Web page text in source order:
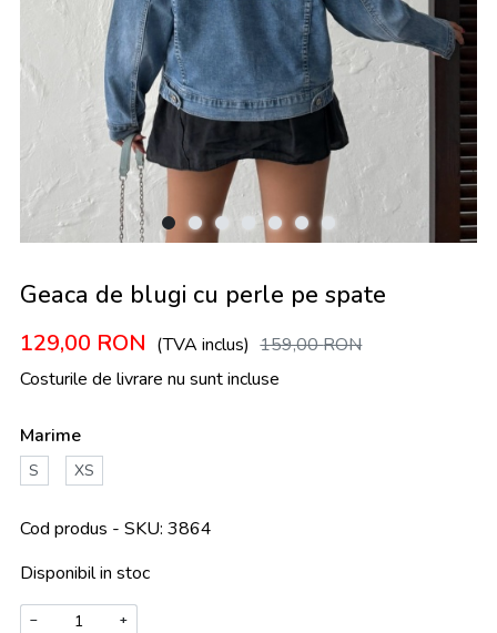
Geaca de blugi cu perle pe spate
129,00 RON (TVA inclus) 159,00RON
Costurile de livrare nu sunt incluse
Marime
S XS
Cod produs - SKU 3864
Disponibil in stoc
− +